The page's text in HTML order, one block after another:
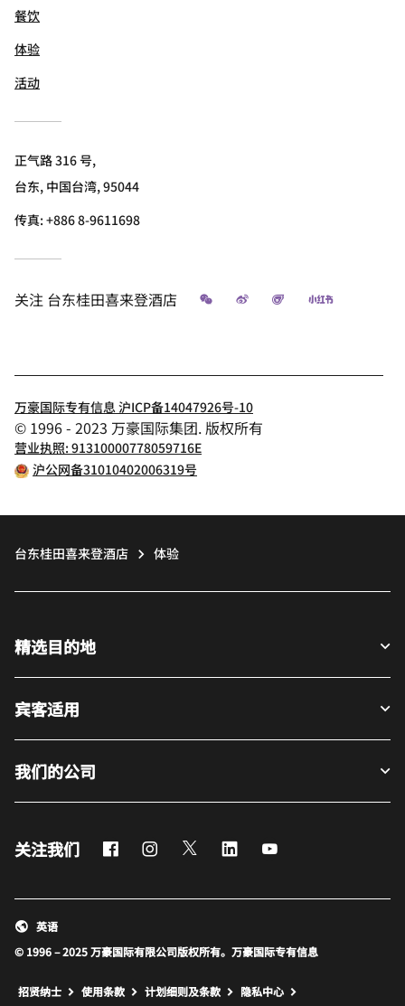
餐饮
体验
活动
正气路 316 号,
台东, 中国台湾, 95044
传真:+886 8-9611698
关注 台东桂田喜来登酒店 微信 微博 飞猪 小红书
万豪国际专有信息 沪ICP备14047926号-10
© 1996 - 2023 万豪国际集团. 版权所有
营业执照: 91310000778059716E
沪公网备31010402006319号
台东桂田喜来登酒店 体验
精选目的地
宾客适用
我们的公司
关注我们 FacebookInstagram
Twitter LinkedIn
© 1996 – 2025 万豪国际有限公司版权所有。万豪国际专有信息
英语
招贤纳士 使用条款 计划细则及条款
隐私中心